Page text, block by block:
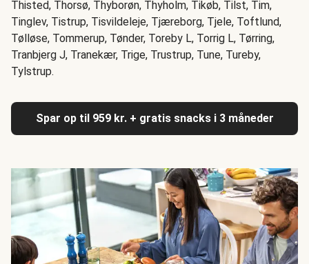
Thisted, Thorsø, Thyborøn, Thyholm, Tikøb, Tilst, Tim,
Tinglev, Tistrup, Tisvildeleje, Tjæreborg, Tjele, Toftlund,
Tølløse, Tommerup, Tønder, Toreby L, Torrig L, Tørring,
Tranbjerg J, Tranekær, Trige, Trustrup, Tune, Tureby,
Tylstrup.
Spar op til 959 kr. + gratis snacks i 3 måneder